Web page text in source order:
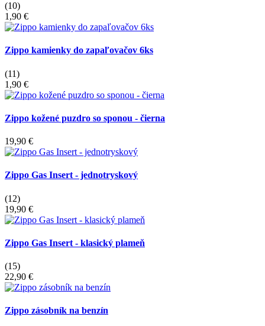
(10)
1,90 €
Zippo kamienky do zapaľovačov 6ks
(11)
1,90 €
Zippo kožené puzdro so sponou - čierna
19,90 €
Zippo Gas Insert - jednotryskový
(12)
19,90 €
Zippo Gas Insert - klasický plameň
(15)
22,90 €
Zippo zásobník na benzín